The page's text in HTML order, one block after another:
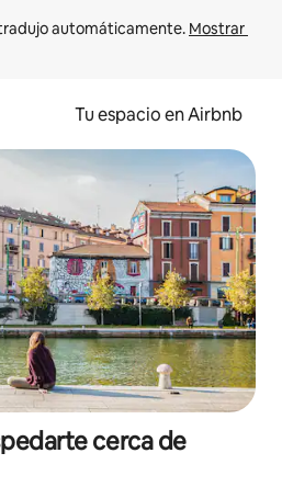
automáticamente. Mostrar
Tu espacio en Airbnb
cerca de